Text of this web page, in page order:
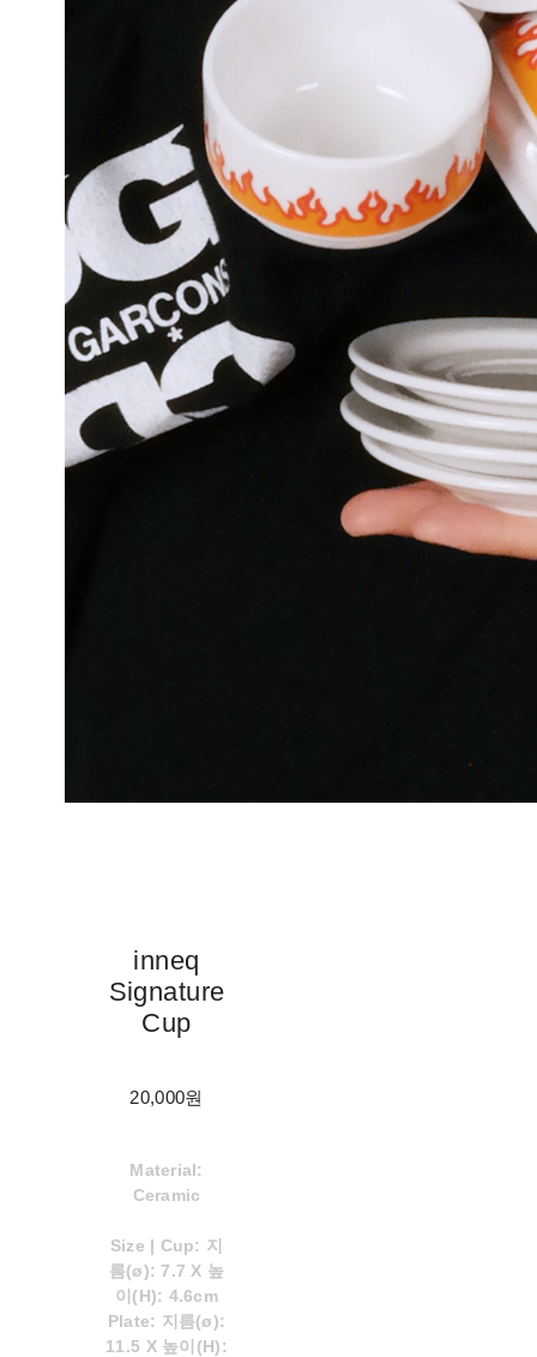
inneq
Signature
Cup
20,000원
Material:
Ceramic
Size | Cup: 지
름(ø): 7.7 X 높
이(H): 4.6cm
Plate: 지름(ø):
11.5 X 높이(H):